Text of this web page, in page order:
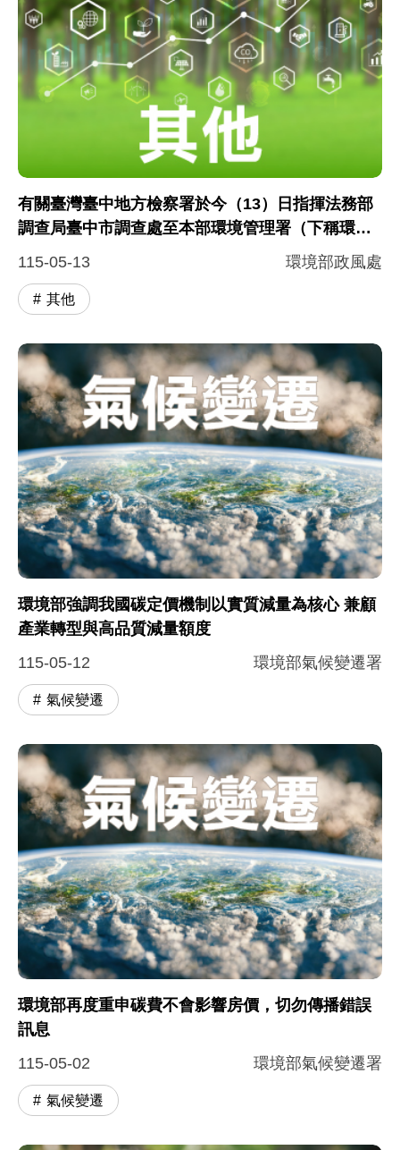
有關臺灣臺中地方檢察署於今（13）日指揮法務部
調查局臺中市調查處至本部環境管理署（下稱環管
115-05-13 環境部政風處
其他
環境部強調我國碳定價機制以實質減量為核心 兼顧
產業轉型與高品質減量額度
115-05-12
環境部氣候變遷署
氣候變遷
環境部再度重申碳費不會影響房價，切勿傳播錯誤
訊息
115-05-02
環境部氣候變遷署
氣候變遷